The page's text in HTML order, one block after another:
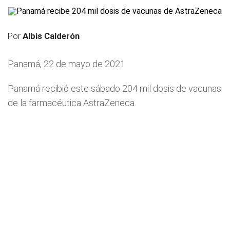
PorAlbis Calderón
Panamá, 22 de mayo de 2021
Panamá recibió este sábado 204 mil dosis de vacunas
de la farmacéutica AstraZeneca.